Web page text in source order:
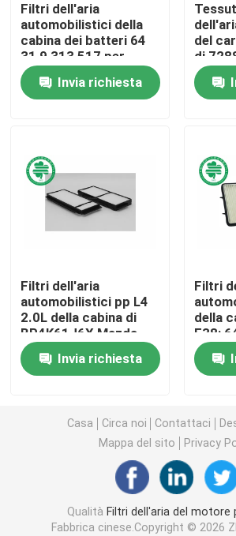
Contattici
Notizie
Filtri dell'aria automobilistici della
Filtro da combustibile per
Rotazione sui filtri dell'olio
Filtri da combustibile diesel
Filtri dalla trasmissione
Marine Engine Filters
Filtri resistenti
Filtri dell'aria
automobilistici della
cabina dei batteri 64
31 9 313 517 per
BMW 2006 - 2016
Invia richiesta
del
di
Subaru
Filtri dell'aria
automobilistici pp L4
2.0L della cabina di
BP4K61J6X Mazda
Invia richiesta
Filtri
della
E38:
Casa Circa noi Contattaci
Mappa del sito
Privacy
Qualità Filtri dell'aria del motore
Fabbrica cinese.Copyright © 2026